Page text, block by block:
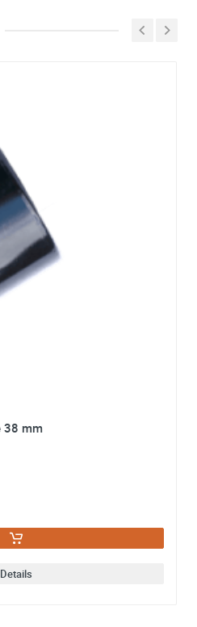
Angebot:
Menge mit
meine Angaben aus dem
Beantwortung meiner Anfrage
Die Daten werden nach
Ihrer Anfrage gelöscht. Sie
38 mm
Details